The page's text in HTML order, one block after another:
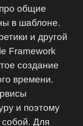
общие
в шаблоне.
и другой
Framework
создание
времени.
и поэтому
Для